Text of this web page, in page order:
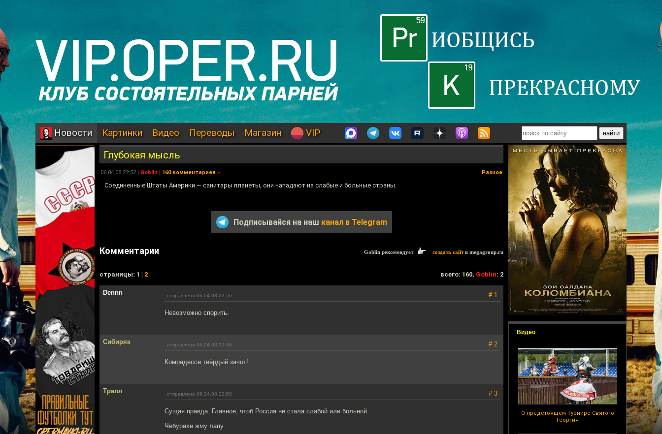
Новости Картинки Видео Переводы Магазин VIP
Видео
О предстоящем Турнире Святого
Георгия
Глубокая мысль
06.04.08 22:52 | Goblin | 160 комментариев » Разное
Соединенные Штаты Америки — санитары планеты, они нападают на слабые и больные страны.
Подписывайся на наш канал в Telegram
Комментарии Goblin рекомендует создать сайтв megagroup.ru
cтраницы: 1 | 2 всего: 160, Goblin: 2
Dennn отправлено 06.04.08 22:56 # 1
Невозможно спорить.
Сибиряк отправлено 06.04.08 22:56 # 2
Комрадессе твёрдый зачот!
Тралл отправлено 06.04.08 22:58 # 3
Сущая правда. Главное, чтоб Россия не стала слабой или больной.
Чебурахе жму лапу.